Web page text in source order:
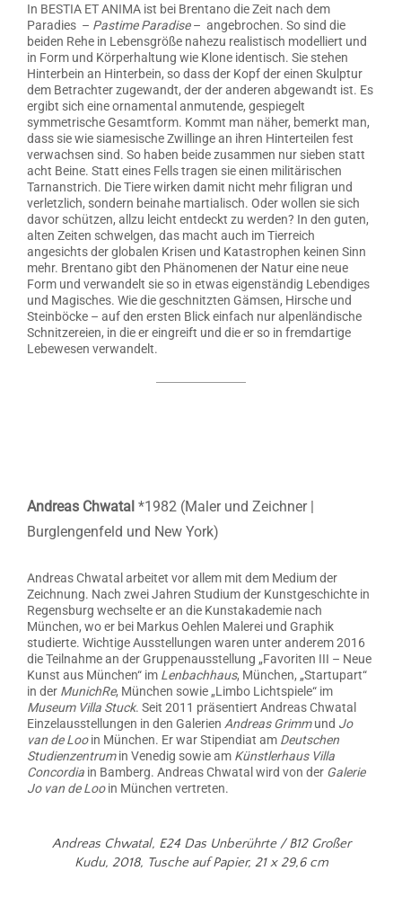
In BESTIA ET ANIMA ist bei Brentano die Zeit nach dem
Paradies – Pastime Paradise– angebrochen. So sind die
beiden Rehe in Lebensgröße nahezu realistisch modelliert und
in Form und Körperhaltung wie Klone identisch. Sie stehen
Hinterbein an Hinterbein, so dass der Kopf der einen Skulptur
dem Betrachter zugewandt, der der anderen abgewandt ist. Es
ergibt sich eine ornamental anmutende, gespiegelt
symmetrische Gesamtform. Kommt man näher, bemerkt man,
dass sie wie siamesische Zwillinge an ihren Hinterteilen fest
verwachsen sind. So haben beide zusammen nur sieben statt
acht Beine. Statt eines Fells tragen sie einen militärischen
Tarnanstrich. Die Tiere wirken damit nicht mehr filigran und
verletzlich, sondern beinahe martialisch. Oder wollen sie sich
davor schützen, allzu leicht entdeckt zu werden? In den guten,
alten Zeiten schwelgen, das macht auch im Tierreich
angesichts der globalen Krisen und Katastrophen keinen Sinn
mehr. Brentano gibt den Phänomenen der Natur eine neue
Form und verwandelt sie so in etwas eigenständig Lebendiges
und Magisches. Wie die geschnitzten Gämsen, Hirsche und
Steinböcke – auf den ersten Blick einfach nur alpenländische
Schnitzereien, in die er eingreift und die er so in fremdartige
Lebewesen verwandelt.
Andreas Chwatal *1982 (Maler und Zeichner |
Burglengenfeld und New York)
Andreas Chwatal arbeitet vor allem mit dem Medium der
Zeichnung. Nach zwei Jahren Studium der Kunstgeschichte in
Regensburg wechselte er an die Kunstakademie nach
München, wo er bei Markus Oehlen Malerei und Graphik
studierte. Wichtige Ausstellungen waren unter anderem 2016
die Teilnahme an der Gruppenausstellung „Favoriten III – Neue
Kunst aus München“ im Lenbachhaus, München, „Startupart“
in der MunichRe, München sowie „Limbo Lichtspiele“ im
Museum Villa Stuck. Seit 2011 präsentiert Andreas Chwatal
Einzelausstellungen in den Galerien Andreas Grimmund Jo
van de Looin München. Er war Stipendiat am Deutschen
Studienzentrumin Venedig sowie am Künstlerhaus Villa
Concordia in Bamberg. Andreas Chwatal wird von der Galerie
Jo van de Looin München vertreten.
Andreas Chwatal, E24 Das Unberührte / B12 Großer
Kudu, 2018, Tusche auf Papier, 21 x 29,6 cm